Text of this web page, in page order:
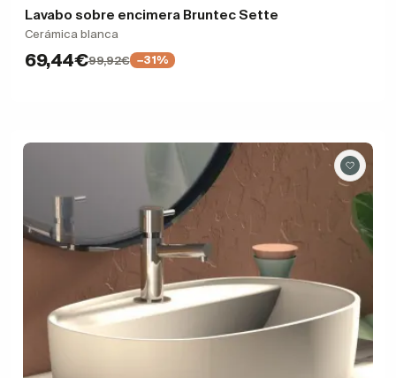
Lavabo sobre encimera Bruntec Sette
Cerámica blanca
69,44€99,92€ −31%